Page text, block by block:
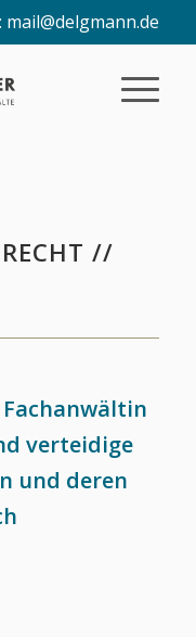
mail@delgmann.de
//
verteidige
und deren